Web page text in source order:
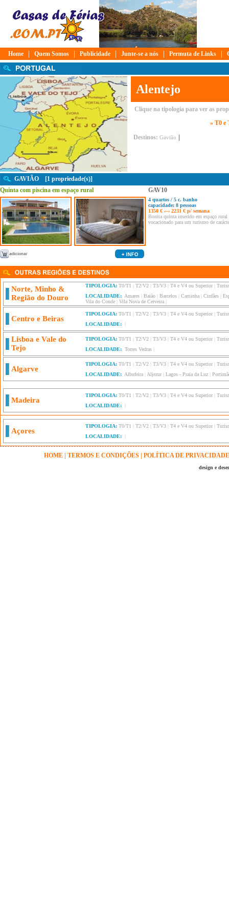
Home | Quem Somos | Publicidade | Junte-se a nós | Permuta de Links |
Alentejo
Clique na tipologia para ver as
» T0 e
Destinos: Gavião |
GAVIÃO [1 propriedade(s)]
Quinta com piscina em espaço rural
GAV10
4 quartos / 5 c. banho
capacidade: 8 pessoas
1350 € ‹–› 2231 € p/ semana
Bonita quinta inserido em espaço rural
vocacionado para um turismo de
Norte, Minho &
Região do Douro
TIPOLOGIA: T0/T1 T2/V2 T3/V3 T4 e V4 ou Superior|
LOCALIDADE: Amares Baião Barcelos Caminha Cinfães
Vila do Conde
Vila Nova de Cerveira
Centro e Beiras
TIPOLOGIA: T0/T1 T2/V2 T3/V3 T4 e V4 ou Superior|
LOCALIDADE:
Lisboa e Vale do
Tejo
TIPOLOGIA: T0/T1 T2/V2 T3/V3 T4 e V4 ou Superior|
LOCALIDADE: Torres Vedras
Algarve
TIPOLOGIA: T0/T1 T2/V2 T3/V3 T4 e V4 ou Superior|
LOCALIDADE: Albufeira Aljezur| Lagos - Praia da Luz
Madeira
TIPOLOGIA: T0/T1 T2/V2 T3/V3 T4 e V4 ou Superior|
LOCALIDADE:
Açores
TIPOLOGIA: T0/T1 T2/V2 T3/V3 T4 e V4 ou Superior|
LOCALIDADE:
HOME| TERMOS E CONDIÇÕES| POLÍTICA DE PRIVACIDADE
design e